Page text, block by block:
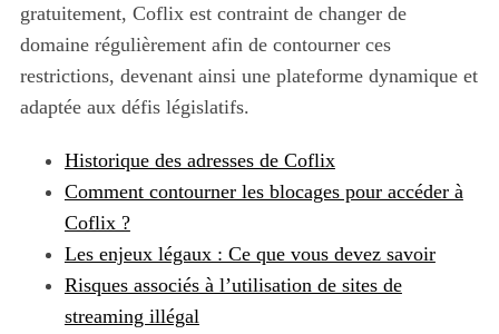
gratuitement, Coflix est contraint de changer de
domaine régulièrement afin de contourner ces
restrictions, devenant ainsi une plateforme dynamique et
adaptée aux défis législatifs.
Historique des adresses de Coflix
Comment contourner les blocages pour accéder à
Coflix ?
Les enjeux légaux : Ce que vous devez savoir
Risques associés à l’utilisation de sites de
streaming illégal